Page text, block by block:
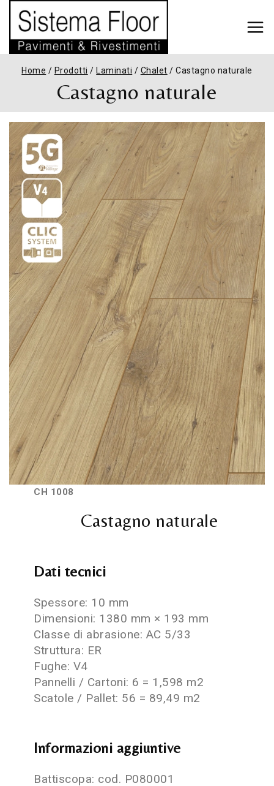
Home / Prodotti / Laminati / Chalet / Castagno naturale
Castagno naturale
CH 1008
Castagno naturale
Dati tecnici
Spessore: 10 mm
Dimensioni: 1380 mm × 193 mm
Classe di abrasione: AC 5/33
Struttura: ER
Fughe: V4
Pannelli / Cartoni: 6 = 1,598 m2
Scatole / Pallet: 56 = 89,49 m2
Informazioni aggiuntive
Battiscopa: cod. P080001